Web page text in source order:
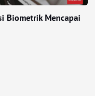
Biometrik Mencapai